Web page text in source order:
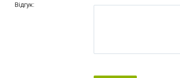
Відгук: